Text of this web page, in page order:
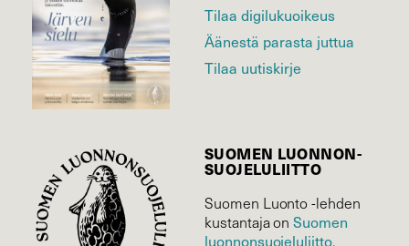
Tilaa digilukuoikeus
Äänestä parasta juttua
Tilaa uutiskirje
SUOMEN LUONNON­
SUOJELU­LIITTO
Suomen Luonto -lehden
kustantaja onSuomen
luonnonsuojelu­liitto.